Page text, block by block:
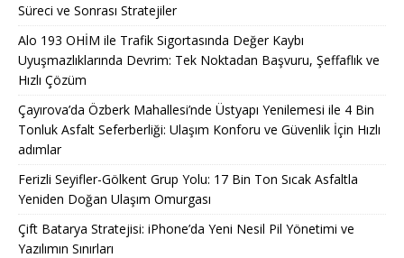
Süreci ve Sonrası Stratejiler
Alo 193 OHİM ile Trafik Sigortasında Değer Kaybı
Uyuşmazlıklarında Devrim: Tek Noktadan Başvuru, Şeffaflık ve
Hızlı Çözüm
Çayırova’da Özberk Mahallesi’nde Üstyapı Yenilemesi ile 4 Bin
Tonluk Asfalt Seferberliği: Ulaşım Konforu ve Güvenlik İçin Hızlı
adımlar
Ferizli Seyifler-Gölkent Grup Yolu: 17 Bin Ton Sıcak Asfaltla
Yeniden Doğan Ulaşım Omurgası
Çift Batarya Stratejisi: iPhone’da Yeni Nesil Pil Yönetimi ve
Yazılımın Sınırları